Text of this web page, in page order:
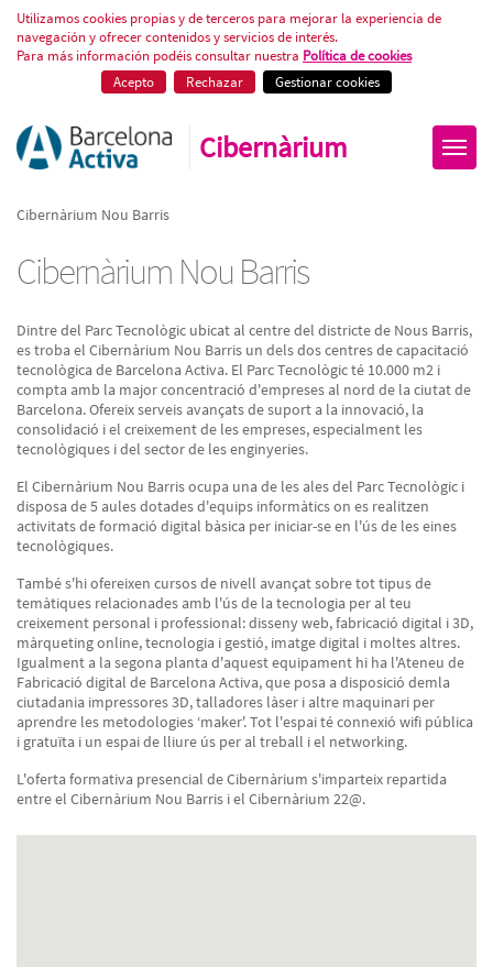
Cibernàrium Nou Barris
Utilizamos cookies propias y de terceros para mejorar la experiencia de
navegación y ofrecer contenidos y servicios de interés.
Para más información podéis consultar nuestra Política de cookies
Acepto
Rechazar Gestionar cookies
Cibernàrium
Cibernàrium Nou Barris
Cibernàrium Nou Barris
Dintre del Parc Tecnològic ubicat al centre del districte de Nous Barris,
es troba el Cibernàrium Nou Barris un dels dos centres de capacitació
tecnològica de Barcelona Activa. El Parc Tecnològic té 10.000 m2 i
compta amb la major concentració d'empreses al nord de la ciutat de
Barcelona. Ofereix serveis avançats de suport a la innovació, la
consolidació i el creixement de les empreses, especialment les
tecnològiques i del sector de les enginyeries.
El Cibernàrium Nou Barris ocupa una de les ales del Parc Tecnològic i
disposa de 5 aules dotades d'equips informàtics on es realitzen
activitats de formació digital bàsica per iniciar-se en l'ús de les eines
tecnològiques.
També s'hi ofereixen cursos de nivell avançat sobre tot tipus de
temàtiques relacionades amb l'ús de la tecnologia per al teu
creixement personal i professional: disseny web, fabricació digital i 3D,
màrqueting online, tecnologia i gestió, imatge digital i moltes altres.
Igualment a la segona planta d'aquest equipament hi ha l'Ateneu de
Fabricació digital de Barcelona Activa, que posa a disposició demla
ciutadania impressores 3D, talladores làser i altre maquinari per
aprendre les metodologies ‘maker'. Tot l'espai té connexió wifi pública
i gratuïta i un espai de lliure ús per al treball i el networking.
L'oferta formativa presencial de Cibernàrium s'imparteix repartida
entre el Cibernàrium Nou Barris i el Cibernàrium 22@.